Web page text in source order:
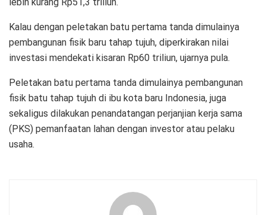
Kalau dengan peletakan batu pertama tanda dimulainya
pembangunan fisik baru tahap tujuh, diperkirakan nilai
investasi mendekati kisaran Rp60 triliun, ujarnya pula.
Peletakan batu pertama tanda dimulainya pembangunan
fisik batu tahap tujuh di ibu kota baru Indonesia, juga
sekaligus dilakukan penandatangan perjanjian kerja sama
(PKS) pemanfaatan lahan dengan investor atau pelaku
usaha.